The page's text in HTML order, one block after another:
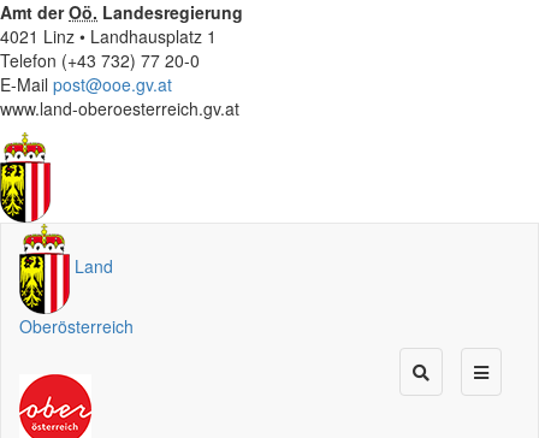
Amt derOö. Landesregierung
4021 Linz • Landhausplatz 1
Telefon (+43 732) 77 20-0
E-Mail post@ooe.gv.at
www.land-oberoesterreich.gv.at
Land
Oberösterreich